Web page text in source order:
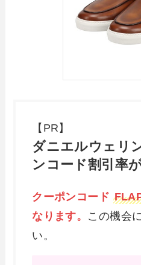
【PR】
ダニエルウェリ
ンコード割引率
クーポンコード
なります。 この機会
い。